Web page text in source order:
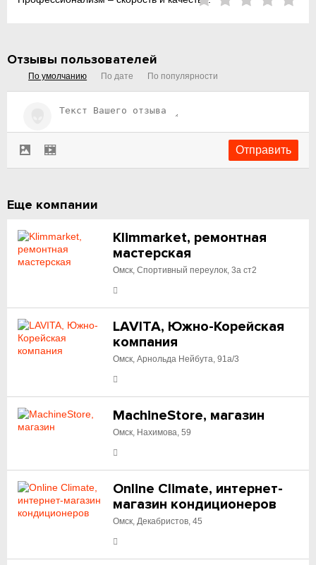
Отзывы пользователей
По умолчанию По дате По популярности
Еще компании
Klimmarket, ремонтная
мастерская
Омск, Спортивный переулок, 3а ст2
LAVITA, Южно-Корейская
компания
Омск, Арнольда Нейбута, 91а/3
MachineStore, магазин
Омск, Нахимова, 59
Online Climate, интернет-
магазин кондиционеров
Омск, Декабристов, 45